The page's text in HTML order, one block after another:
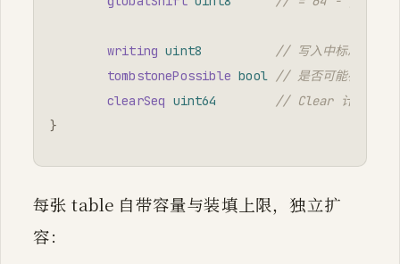
writing uint8
// 写入中标志，并
tombstonePossible bool
// 是否可能存在墓碑
clearSeq uint64
// Clear 计数，遍
}
每张 table 自带容量与装填上限，独立扩
容：